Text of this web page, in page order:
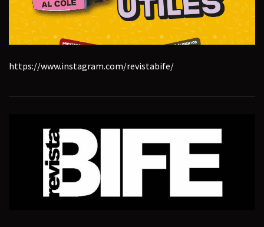
https://www.instagram.com/revistabife/